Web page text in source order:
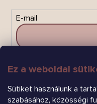
Ez a weboldal
Sütiket használunk a
szabásához, közösségi
E-mail
FELIRATKOZÁS